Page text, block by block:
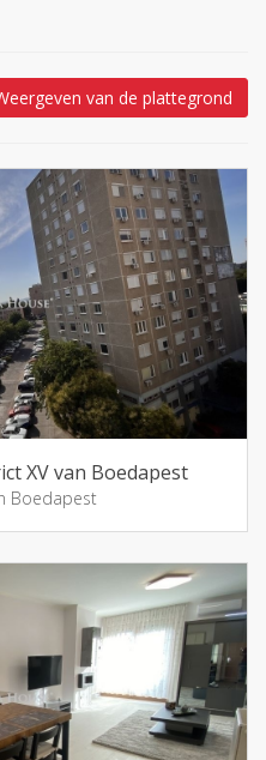
van de plattegrond
XV van Boedapest
Boedapest